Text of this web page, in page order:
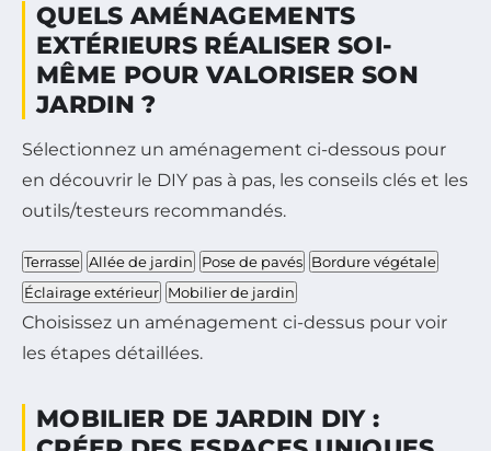
QUELS AMÉNAGEMENTS
EXTÉRIEURS RÉALISER SOI-
MÊME POUR VALORISER SON
JARDIN ?
Sélectionnez un aménagement ci-dessous pour
en découvrir le DIY pas à pas, les conseils clés et les
outils/testeurs recommandés.
Terrasse Allée de jardin Pose de pavés Bordure végétale
Éclairage extérieur Mobilier de jardin
Choisissez un aménagement ci-dessus pour voir
les étapes détaillées.
MOBILIER DE JARDIN DIY :